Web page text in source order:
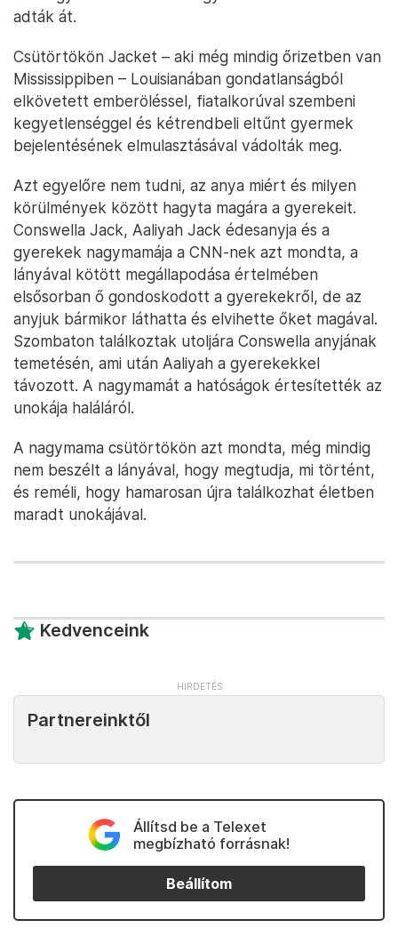
adták át.
Csütörtökön Jacket – aki még mindig őrizetben van
Mississippiben – Louisianában gondatlanságból
elkövetett emberöléssel, fiatalkorúval szembeni
kegyetlenséggel és kétrendbeli eltűnt gyermek
bejelentésének elmulasztásával vádolták meg.
Azt egyelőre nem tudni, az anya miért és milyen
körülmények között hagyta magára a gyerekeit.
Conswella Jack, Aaliyah Jack édesanyja és a
gyerekek nagymamája a CNN-nek azt mondta, a
lányával kötött megállapodása értelmében
elsősorban ő gondoskodott a gyerekekről, de az
anyjuk bármikor láthatta és elvihette őket magával.
Szombaton találkoztak utoljára Conswella anyjának
temetésén, ami után Aaliyah a gyerekekkel
távozott. A nagymamát a hatóságok értesítették az
unokája haláláról.
A nagymama csütörtökön azt mondta, még mindig
nem beszélt a lányával, hogy megtudja, mi történt,
és reméli, hogy hamarosan újra találkozhat életben
maradt unokájával.
Kedvenceink
Partnereinktől
Állítsd be a Telexet
megbízható forrásnak!
Beállítom